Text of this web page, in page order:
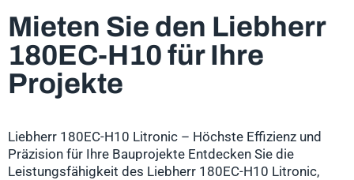
Mieten Sie den Liebherr
180EC-H10 für Ihre
Projekte
Liebherr 180EC-H10 Litronic – Höchste Effizienz und
Präzision für Ihre Bauprojekte Entdecken Sie die
Leistungsfähigkeit des Liebherr 180EC-H10 Litronic,